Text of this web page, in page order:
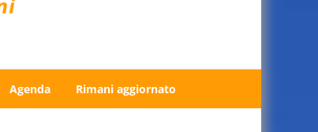
Agenda Rimani aggiornato